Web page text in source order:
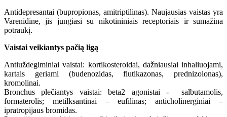
Antidepresantai (bupropionas, amitriptilinas). Naujausias vaistas yra
Varenidine, jis jungiasi su nikotininiais receptoriais ir sumažina
potraukį.
Vaistai veikiantys pačią ligą
Antiuždegiminiai vaistai: kortikosteroidai, dažniausiai inhaliuojami,
kartais geriami (budenozidas, flutikazonas, prednizolonas),
kromolinai.
Bronchus plečiantys vaistai: beta2 agonistai - salbutamolis,
formaterolis; metilksantinai – eufilinas; anticholinerginiai –
ipratropijaus bromidas.